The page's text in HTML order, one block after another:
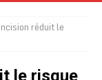
réduit le
le risque